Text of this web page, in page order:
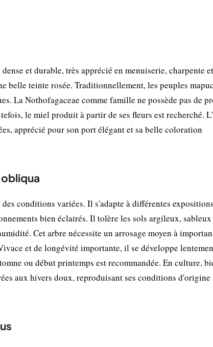
et durable, très apprécié en menuiserie, charpente et
belle teinte rosée. Traditionnellement, les peuples
La Nothofagaceae comme famille ne possède pas de
le miel produit à partir de ses fleurs est recherché.
apprécié pour son port élégant et sa belle coloration
conditions variées. Il s'adapte à différentes
bien éclairés. Il tolère les sols argileux,
Cet arbre nécessite un arrosage moyen à
et de longévité importante, il se développe
ou début printemps est recommandée. En culture,
aux hivers doux, reproduisant ses conditions d'origine